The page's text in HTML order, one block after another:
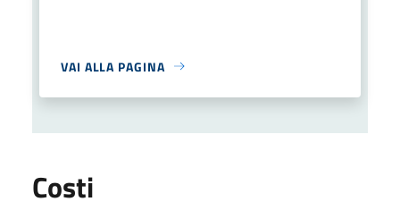
VAI ALLA PAGINA
Costi